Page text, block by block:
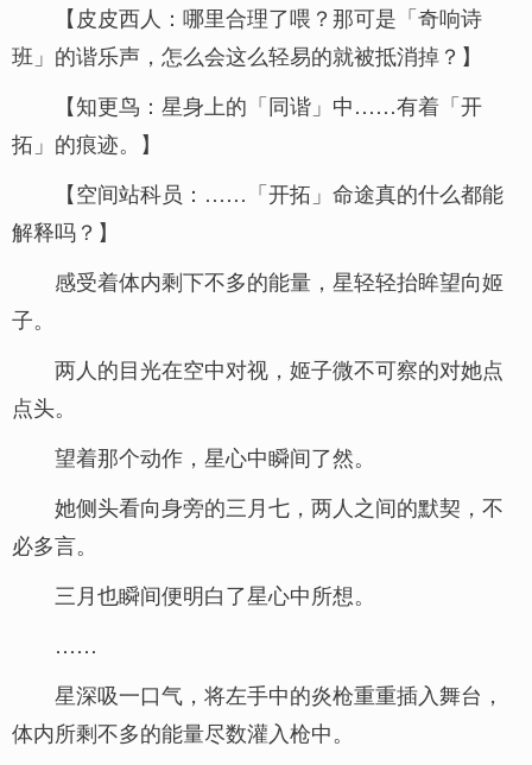
【皮皮西人：哪里合理了喂？那可是「奇响诗
班」的谐乐声，怎么会这么轻易的就被抵消掉？】
【知更鸟：星身上的「同谐」中……有着「开
拓」的痕迹。】
【空间站科员：……「开拓」命途真的什么都能
解释吗？】
感受着体内剩下不多的能量，星轻轻抬眸望向姬
子。
两人的目光在空中对视，姬子微不可察的对她点
点头。
望着那个动作，星心中瞬间了然。
她侧头看向身旁的三月七，两人之间的默契，不
必多言。
三月也瞬间便明白了星心中所想。
……
星深吸一口气，将左手中的炎枪重重插入舞台，
体内所剩不多的能量尽数灌入枪中。